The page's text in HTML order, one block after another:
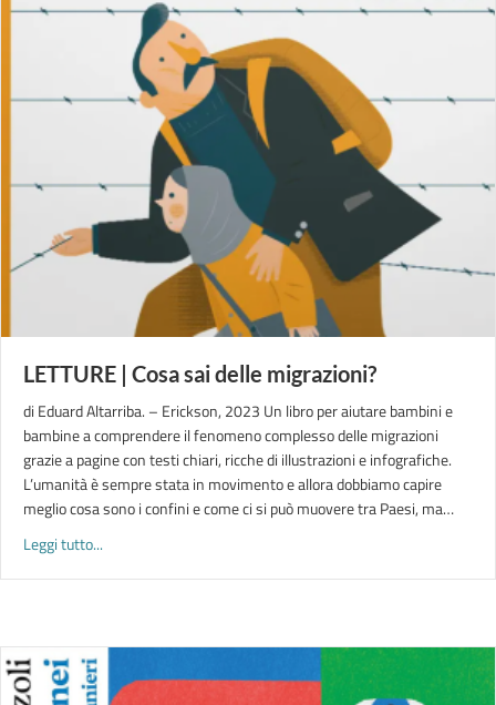
LETTURE | Cosa sai delle migrazioni?
di Eduard Altarriba. – Erickson, 2023 Un libro per aiutare bambini e
bambine a comprendere il fenomeno complesso delle migrazioni
grazie a pagine con testi chiari, ricche di illustrazioni e infografiche.
L’umanità è sempre stata in movimento e allora dobbiamo capire
meglio cosa sono i confini e come ci si può muovere tra Paesi, ma…
Leggi tutto...